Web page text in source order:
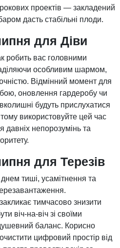
проектів — закладений
дасть стабільні плоди.
для Діви
робить вас головними
особливим шармом,
Відмінний момент для
оновлення гардеробу чи
будуть прислухатися
використовуйте цей час
давніх непорозумінь та
для Терезів
​​тиші, усамітнення та
тимчасово знизити
віч-на-віч зі своїми
баланс. Корисно
цифровий простір від